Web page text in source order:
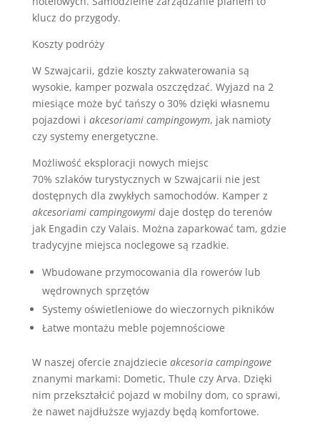
klucz do przygody.
Koszty podróży
W Szwajcarii, gdzie koszty zakwaterowania są
wysokie, kamper pozwala oszczędzać. Wyjazd na 2
miesiące może być tańszy o 30% dzięki własnemu
pojazdowi i akcesoriami campingowym, jak namioty
czy systemy energetyczne.
Możliwość eksploracji nowych miejsc
70% szlaków turystycznych w Szwajcarii nie jest
dostępnych dla zwykłych samochodów. Kamper z
akcesoriami campingowymidaje dostęp do terenów
jak Engadin czy Valais. Można zaparkować tam, gdzie
tradycyjne miejsca noclegowe są rzadkie.
Wbudowane przymocowania dla rowerów lub
wędrownych sprzętów
Systemy oświetleniowe do wieczornych pikników
Łatwe montażu meble pojemnościowe
W naszej ofercie znajdziecie akcesoria campingowe
znanymi markami: Dometic, Thule czy Arva. Dzięki
nim przekształcić pojazd w mobilny dom, co sprawi,
że nawet najdłuższe wyjazdy będą komfortowe.